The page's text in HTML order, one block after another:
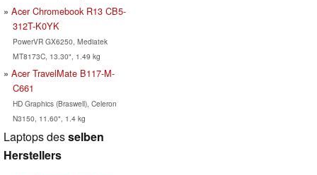
Acer Chromebook R13 CB5-
312T-K0YK
PowerVR GX6250, Mediatek
MT8173C, 13.30", 1.49 kg
Acer TravelMate B117-M-
C661
HD Graphics (Braswell), Celeron
N3150, 11.60", 1.4 kg
Laptops desselben
Herstellers